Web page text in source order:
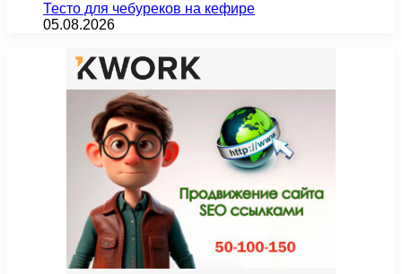
Тесто для чебуреков на кефире
05.08.2026